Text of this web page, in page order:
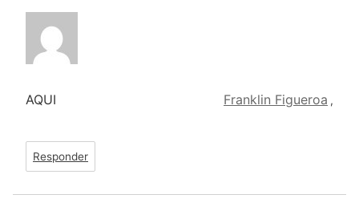
Franklin Figueroa ,
AQUI
Responder